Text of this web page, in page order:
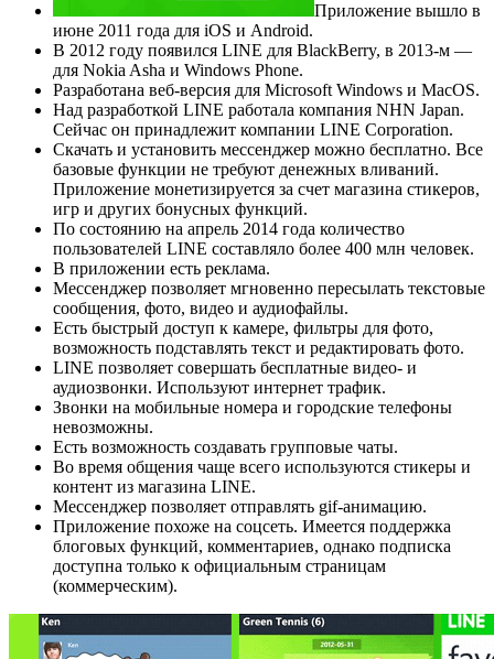
Приложение вышло в
июне 2011 года для iOS и Android.
В 2012 году появился LINE для BlackBerry, в 2013-м —
для Nokia Asha и Windows Phone.
Разработана веб-версия для Microsoft Windows и MacOS.
Над разработкой LINE работала компания NHN Japan.
Сейчас он принадлежит компании LINE Corporation.
Скачать и установить мессенджер можно бесплатно. Все
базовые функции не требуют денежных вливаний.
Приложение монетизируется за счет магазина стикеров,
игр и других бонусных функций.
По состоянию на апрель 2014 года количество
пользователей LINE составляло более 400 млн человек.
В приложении есть реклама.
Мессенджер позволяет мгновенно пересылать текстовые
сообщения, фото, видео и аудиофайлы.
Есть быстрый доступ к камере, фильтры для фото,
возможность подставлять текст и редактировать фото.
LINE позволяет совершать бесплатные видео- и
аудиозвонки. Используют интернет трафик.
Звонки на мобильные номера и городские телефоны
невозможны.
Есть возможность создавать групповые чаты.
Во время общения чаще всего используются стикеры и
контент из магазина LINE.
Мессенджер позволяет отправлять gif-анимацию.
Приложение похоже на соцсеть. Имеется поддержка
блоговых функций, комментариев, однако подписка
доступна только к официальным страницам
(коммерческим).